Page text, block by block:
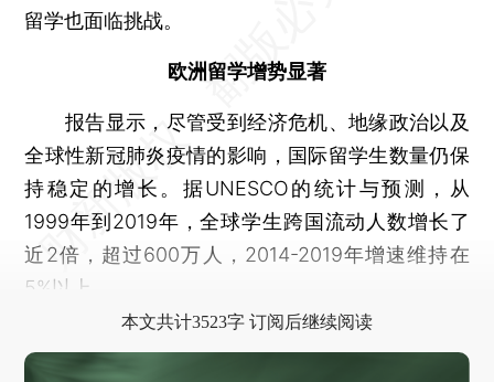
留学也面临挑战。
欧洲留学增势显著
报告显示，尽管受到经济危机、地缘政治以及
全球性新冠肺炎疫情的影响，国际留学生数量仍保
持稳定的增长。据UNESCO的统计与预测，从
1999年到2019年，全球学生跨国流动人数增长了
近2倍，超过600万人，2014-2019年增速维持在
5%以上。
本文共计3523字 订阅后继续阅读